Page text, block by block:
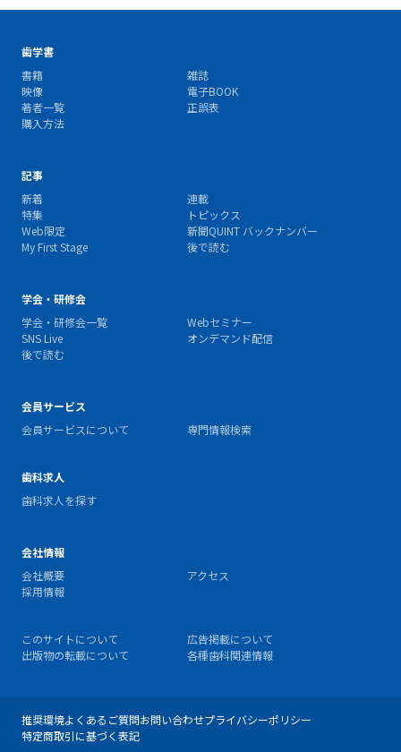
歯学書
書籍
雑誌
映像
電子BOOK
著者一覧
正誤表
購入方法
記事
新着
連載
特集
トピックス
Web限定
新聞QUINT バックナンバー
My First Stage
後で読む
学会・研修会
学会・研修会一覧
Webセミナー
SNS Live
オンデマンド配信
後で読む
会員サービス
会員サービスについて
専門情報検索
歯科求人
歯科求人を探す
会社情報
会社概要
アクセス
採用情報
このサイトについて
広告掲載について
出版物の転載について
各種歯科関連情報
推奨環境よくあるご質問お問い合わせプライバシーポリシー
特定商取引に基づく表記